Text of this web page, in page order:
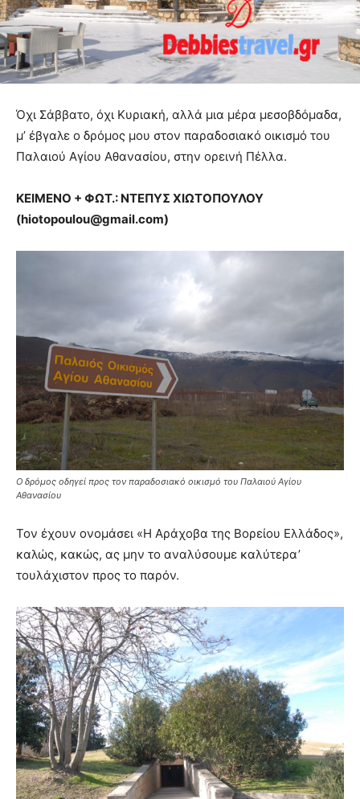
Όχι Σάββατο, όχι Κυριακή, αλλά μια μέρα μεσοβδόμαδα,
μ’ έβγαλε ο δρόμος μου στον παραδοσιακό οικισμό του
Παλαιού Αγίου Αθανασίου, στην ορεινή Πέλλα.
ΚΕΙΜΕΝΟ + ΦΩΤ.: ΝΤΕΠΥΣ ΧΙΩΤΟΠΟΥΛΟΥ
(hiotopoulou@gmail.com)
Ο δρόμος οδηγεί προς τον παραδοσιακό οικισμό του Παλαιού Αγίου
Αθανασίου
Τον έχουν ονομάσει «Η Αράχοβα της Βορείου Ελλάδος»,
καλώς, κακώς, ας μην το αναλύσουμε καλύτερα’
τουλάχιστον προς το παρόν.